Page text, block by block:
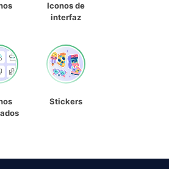
Iconos de
interfaz
Stickers